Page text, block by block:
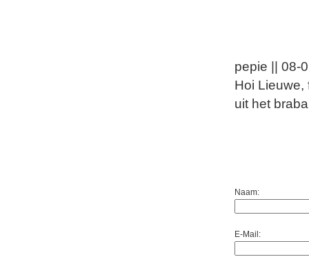
pepie || 08-
Hoi Lieuwe,
uit het
Naam:
E-Mail: